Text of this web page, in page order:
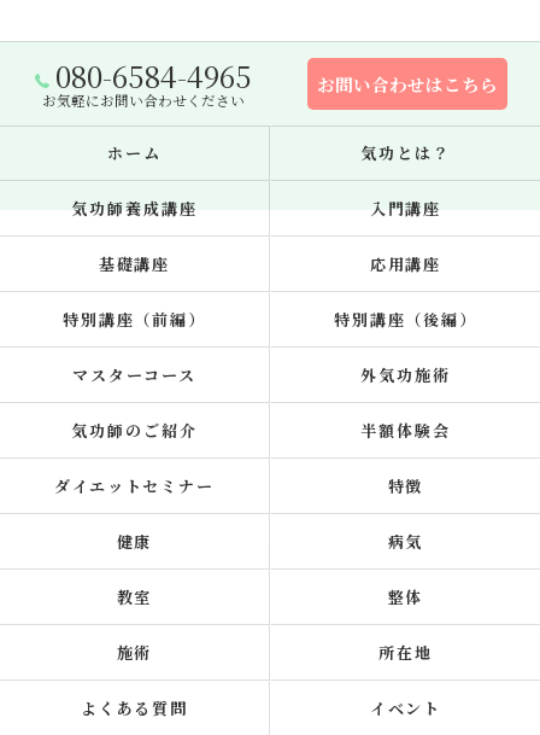
080-6584-4965
お気軽にお問い合わせください
お問い合わせはこちら
ホーム 気功とは？
気功師養成講座 入門講座
基礎講座 応用講座
特別講座（前編） 特別講座（後編）
マスターコース 外気功施術
気功師のご紹介 半額体験会
ダイエットセミナー 特徴
健康 病気
教室 整体
施術 所在地
よくある質問 イベント